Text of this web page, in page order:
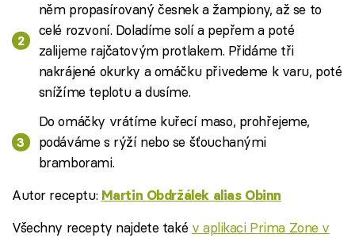
něm propasírovaný česnek a žampiony, až se to
celé rozvoní. Doladíme solí a pepřem a poté
zalijeme rajčatovým protlakem. Přidáme tři
nakrájené okurky a omáčku přivedeme k varu, poté
snížíme teplotu a dusíme.
Do omáčky vrátíme kuřecí maso, prohřejeme,
podáváme s rýží nebo se šťouchanými
bramborami.
Autor receptu: Martin Obdržálek alias Obinn
Všechny recepty najdete také v aplikaci Prima Zone v